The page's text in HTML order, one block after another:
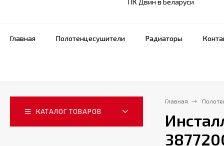
ПК Двин в Беларуси
Главная Полотенцесушители Радиаторы
КАТАЛОГ ТОВАРОВ
Главная